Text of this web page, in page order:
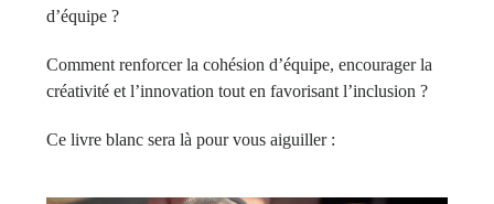
d’équipe ?
Comment renforcer la cohésion d’équipe, encourager la
créativité et l’innovation tout en favorisant l’inclusion ?
Ce livre blanc sera là pour vous aiguiller :